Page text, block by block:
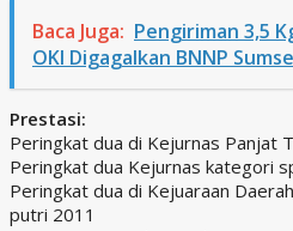
Baca Juga: Pengiriman 3,5
OKI Digagalkan BNNP
Prestasi:
Peringkat dua di Kejurnas Panjat
Peringkat dua Kejurnas kategori
Peringkat dua di Kejuaraan
putri 2011